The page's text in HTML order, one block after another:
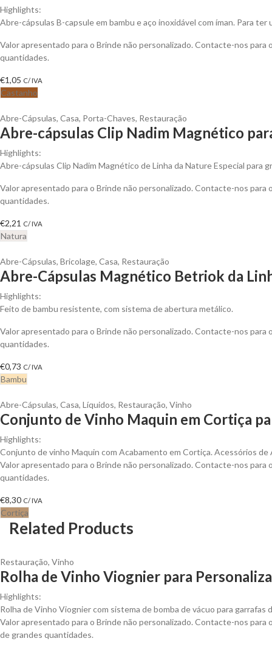
Highlights:
Abre-cápsulas B-capsule em bambu e aço inoxidável com íman. Para
Valor apresentado para o Brinde não personalizado. Contacte-nos
quantidades.
€1,05 C/ IVA
Castanho
Abre-Cápsulas, Casa, Porta-Chaves, Restauração
Abre-cápsulas Clip Nadim Magnético
Highlights:
Abre-cápsulas Clip Nadim Magnético de Linha da Nature Especial para
Valor apresentado para o Brinde não personalizado. Contacte-nos
quantidades.
€2,21 C/ IVA
Natura
Abre-Cápsulas, Bricolage, Casa, Restauração
Abre-Cápsulas Magnético Betriok da
Highlights:
Feito de bambu resistente, com sistema de abertura metálico.
Valor apresentado para o Brinde não personalizado. Contacte-nos
quantidades.
€0,73 C/ IVA
Bambu
Abre-Cápsulas, Casa, Líquidos, Restauração, Vinho
Conjunto de Vinho Maquin em Cortiça
Highlights:
Conjunto de vinho Maquin com Acabamento em Cortiça. Acessórios de
Valor apresentado para o Brinde não personalizado. Contacte-nos
quantidades.
€8,30 C/ IVA
Cortiça
Related Products
Restauração, Vinho
Rolha de Vinho Viognier para
Highlights:
Rolha de Vinho Viognier com sistema de bomba de vácuo para garrafas
Valor apresentado para o Brinde não personalizado. Contacte-nos
de grandes quantidades.